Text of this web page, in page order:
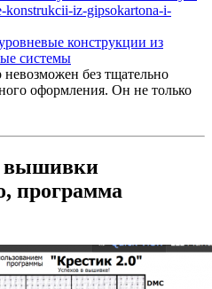
конструкции из
системы
без тщательно
оформления. Он не только
вышивки
программа